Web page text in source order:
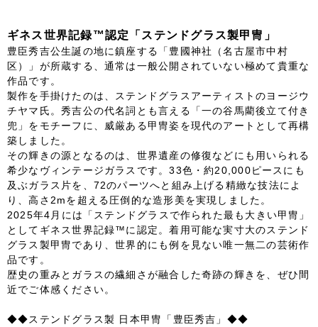
ギネス世界記録™認定「ステンドグラス製甲冑」
豊臣秀吉公生誕の地に鎮座する「豊國神社（名古屋市中村
区）」が所蔵する、通常は一般公開されていない極めて貴重な
作品です。
製作を手掛けたのは、ステンドグラスアーティストのヨージウ
チヤマ氏。秀吉公の代名詞とも言える「一の谷馬藺後立て付き
兜」をモチーフに、威厳ある甲冑姿を現代のアートとして再構
築しました。
その輝きの源となるのは、世界遺産の修復などにも用いられる
希少なヴィンテージガラスです。33色・約20,000ピースにも
及ぶガラス片を、72のパーツへと組み上げる精緻な技法によ
り、高さ2mを超える圧倒的な造形美を実現しました。
2025年4月には「ステンドグラスで作られた最も大きい甲冑」
としてギネス世界記録™に認定。着用可能な実寸大のステンド
グラス製甲冑であり、世界的にも例を見ない唯一無二の芸術作
品です。
歴史の重みとガラスの繊細さが融合した奇跡の輝きを、ぜひ間
近でご体感ください。
◆◆ステンドグラス製 日本甲冑「豊臣秀吉」◆◆